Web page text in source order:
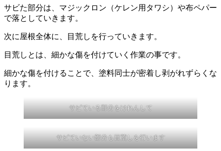
サビた部分は、マジックロン（ケレン用タワシ）や布ペパー
で落としていきます。
次に屋根全体に、目荒しを行っていきます。
目荒しとは、細かな傷を付けていく作業の事です。
細かな傷を付けることで、塗料同士が密着し剥がれずらくな
ります。
サビている部分をけれんして
サビていない部分も目荒しを行います